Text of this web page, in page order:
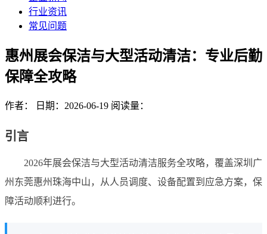
行业资讯
常见问题
惠州展会保洁与大型活动清洁：专业后勤
保障全攻略
作者： 日期：2026-06-19 阅读量：
引言
2026年展会保洁与大型活动清洁服务全攻略，覆盖深圳广
州东莞惠州珠海中山，从人员调度、设备配置到应急方案，保
障活动顺利进行。